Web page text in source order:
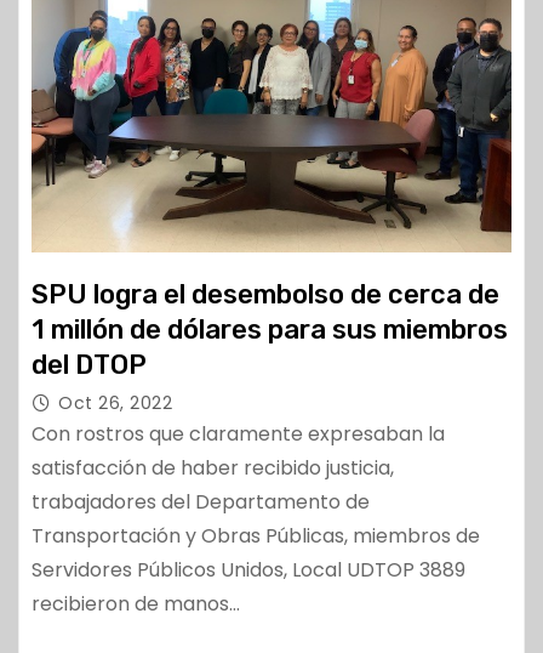
SPU logra el desembolso de cerca de
1 millón de dólares para sus miembros
del DTOP
Oct 26, 2022
Con rostros que claramente expresaban la
satisfacción de haber recibido justicia,
trabajadores del Departamento de
Transportación y Obras Públicas, miembros de
Servidores Públicos Unidos, Local UDTOP 3889
recibieron de manos…